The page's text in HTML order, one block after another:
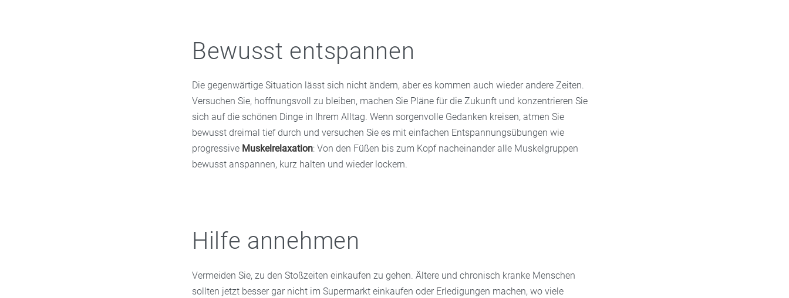
Bewusst entspannen
Die gegenwärtige Situation lässt sich nicht ändern, aber es kommen auch wieder andere Zeiten.
Versuchen Sie, hoffnungsvoll zu bleiben, machen Sie Pläne für die Zukunft und konzentrieren Sie
sich auf die schönen Dinge in Ihrem Alltag. Wenn sorgenvolle Gedanken kreisen, atmen Sie
bewusst dreimal tief durch und versuchen Sie es mit einfachen Entspannungsübungen wie
progressive Muskelrelaxation: Von den Füßen bis zum Kopf nacheinander alle Muskelgruppen
bewusst anspannen, kurz halten und wieder lockern.
Hilfe annehmen
Vermeiden Sie, zu den Stoßzeiten einkaufen zu gehen. Ältere und chronisch kranke Menschen
sollten jetzt besser gar nicht im Supermarkt einkaufen oder Erledigungen machen, wo viele